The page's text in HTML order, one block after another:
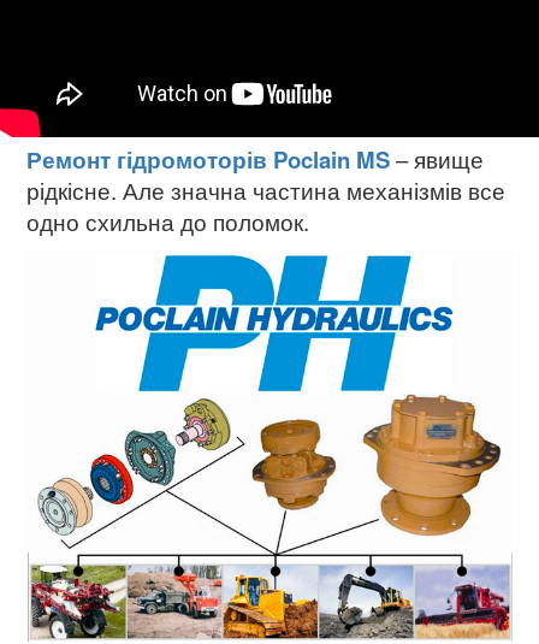
Ремонт гідромоторів Poclain MS– явище
рідкісне. Але значна частина механізмів все
одно схильна до поломок.